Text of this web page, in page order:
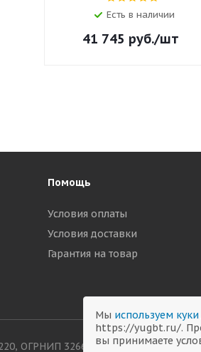
Есть в наличии
41 745 руб./шт
Помощь
Условия оплаты
Условия доставки
Гарантия на товар
ОГРНИП 326619600038282
Мы используем куки
https://yugbt.ru/.
вы принимаете